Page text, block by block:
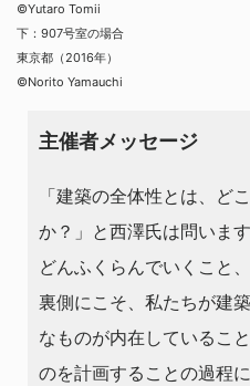
©Yutaro Tomii
下：907号室の場合
東京都（2016年）
©Norito Yamauchi
主催者メッセージ
「建築の全体性とは、ど
か？」と西澤氏は問いま
どんふくらんでいくこと
裏側にこそ、私たちが建
なものが内在しているこ
のを計画することの過程